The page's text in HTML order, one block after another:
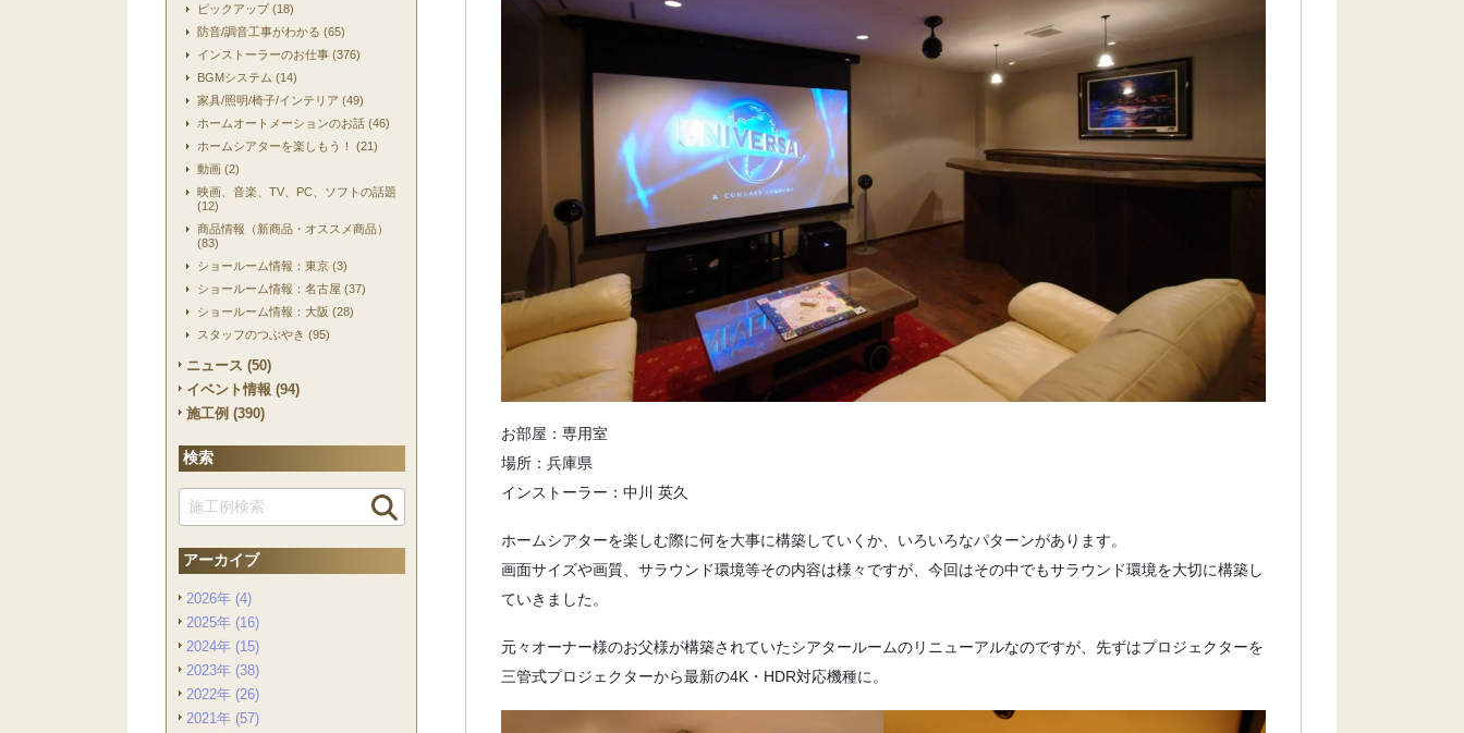
ピックアップ (18)
防音/調音工事がわかる (65)
インストーラーのお仕事 (376)
BGMシステム (14)
家具/照明/椅子/インテリア (49)
ホームオートメーションのお話 (46)
ホームシアターを楽しもう！ (21)
動画 (2)
映画、音楽、TV、PC、ソフトの話題
(12)
商品情報（新商品・オススメ商品）
(83)
ショールーム情報：東京 (3)
ショールーム情報：名古屋 (37)
ショールーム情報：大阪 (28)
スタッフのつぶやき (95)
ニュース (50)
イベント情報 (94)
施工例 (390)
検索
アーカイブ
2026年 (4)
2025年 (16)
2024年 (15)
2023年 (38)
2022年 (26)
2021年 (57)
お部屋：専用室
場所：兵庫県
インストーラー：中川 英久
ホームシアターを楽しむ際に何を大事に構築していくか、いろいろなパターンがあります。
画面サイズや画質、サラウンド環境等その内容は様々ですが、今回はその中でもサラウンド環境を大切に構築し
ていきました。
元々オーナー様のお父様が構築されていたシアタールームのリニューアルなのですが、先ずはプロジェクターを
三管式プロジェクターから最新の4K・HDR対応機種に。